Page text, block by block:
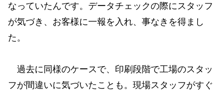
なっていたんです。データチェックの際にスタッフ
が気づき、お客様に一報を入れ、事なきを得まし
た。
過去に同様のケースで、印刷段階で工場のスタッ
フが間違いに気づいたことも。現場スタッフがすぐ